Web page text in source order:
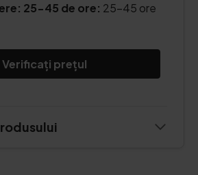
25-45 de ore: 25-45 ore
Verificați prețul